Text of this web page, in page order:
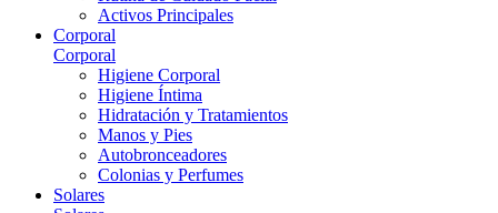
Activos Principales
Corporal
Corporal
Higiene Corporal
Higiene Íntima
Hidratación y Tratamientos
Manos y Pies
Autobronceadores
Colonias y Perfumes
Solares